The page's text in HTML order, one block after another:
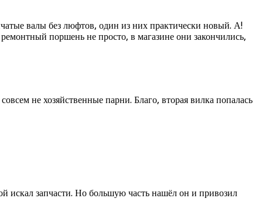
валы без люфтов, один из них практически новый. А!
поршень не просто, в магазине они закончились,
не хозяйственные парни. Благо, вторая вилка попалась
искал запчасти. Но большую часть нашёл он и привозил